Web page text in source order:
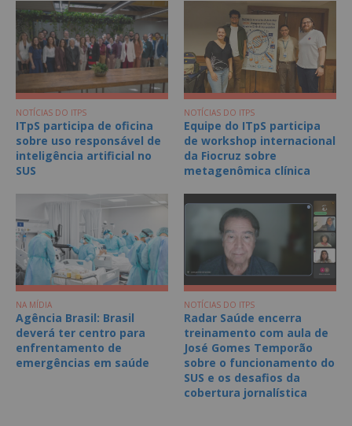
NOTÍCIAS DO ITPS
ITpS participa de oficina
sobre uso responsável de
inteligência artificial no
SUS
NOTÍCIAS DO ITPS
Equipe do ITpS participa
de workshop internacional
da Fiocruz sobre
metagenômica clínica
NA MÍDIA
Agência Brasil: Brasil
deverá ter centro para
enfrentamento de
emergências em saúde
NOTÍCIAS DO ITPS
Radar Saúde encerra
treinamento com aula de
José Gomes Temporão
sobre o funcionamento do
SUS e os desafios da
cobertura jornalística